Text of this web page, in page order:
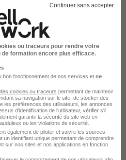
Vente Rayon
Expert -
H/F
Continuer sans accepter
ou traceurs pour rendre votre
de formation encore plus efficace.
fonctionnement de nos services et ne
cookies ou traceurs permettant de maintenir
sa navigation sur le site, de stocker des
les préférences des utilisateurs, les annonces
d'identification de l'utilisateur, vérifier s'il
garantir la sécurité du site web en
ou les violations de sécurité.
également de piloter et suivre les sources
un identifiant unique permettant de comprendre
sur nos sites et nos applications en fonction